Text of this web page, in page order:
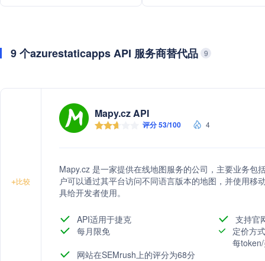
9 个azurestaticapps API 服务商替代品 9
+比较
Mapy.cz API
评分 53/100 4
Mapy.cz 是一家提供在线地图服务的公司，主要业务包
户可以通过其平台访问不同语言版本的地图，并使用移
具给开发者使用。
API适用于捷克
支持官
每月限免
定价方
每
网站在SEMrush上的评分为68分